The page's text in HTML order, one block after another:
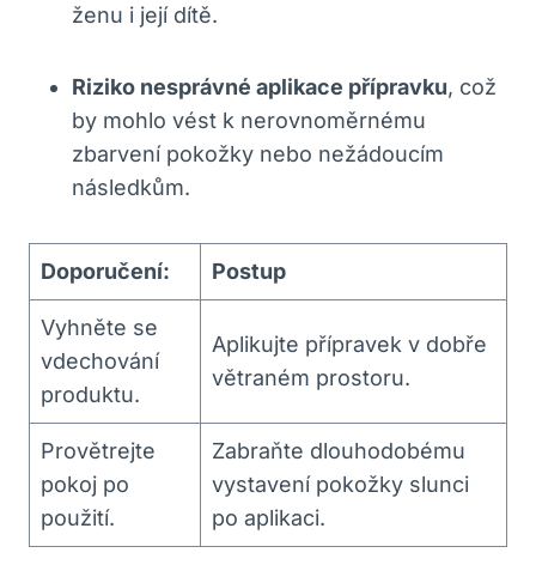
ženu i její dítě.
Riziko nesprávné aplikace přípravku, což
by mohlo vést k nerovnoměrnému
zbarvení pokožky nebo nežádoucím
následkům.
Doporučení: Postup
Vyhněte se
vdechování
produktu.
Aplikujte přípravek v dobře
větraném prostoru.
Provětrejte
pokoj po
použití.
Zabraňte dlouhodobému
vystavení pokožky slunci
po aplikaci.